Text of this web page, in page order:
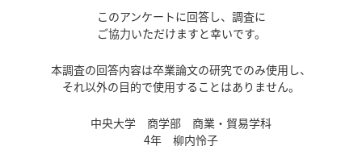
このアンケートに回答し、調査に
ご協力いただけますと幸いです。
本調査の回答内容は卒業論文の研究でのみ使用し、
それ以外の目的で使用することはありません。
中央大学 商学部 商業・貿易学科
4年 柳内怜子